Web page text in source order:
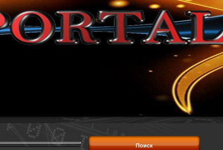
Поиск